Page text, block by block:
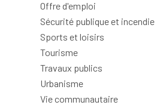
Offre d'emploi
Sécurité publique et incendie
Sports et loisirs
Tourisme
Travaux publics
Urbanisme
Vie communautaire